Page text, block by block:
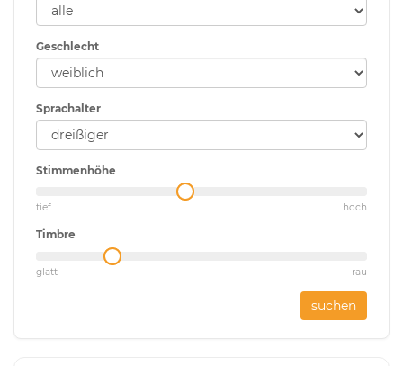
Geschlecht
Sprachalter
Stimmenhöhe
tief hoch
Timbre
glatt rau
suchen